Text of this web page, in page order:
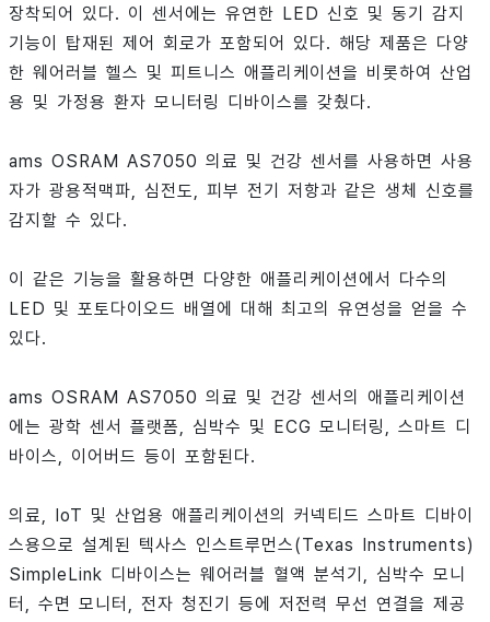
장착되어 있다. 이 센서에는 유연한 LED 신호 및 동기 감지
기능이 탑재된 제어 회로가 포함되어 있다. 해당 제품은 다양
한 웨어러블 헬스 및 피트니스 애플리케이션을 비롯하여 산업
용 및 가정용 환자 모니터링 디바이스를 갖췄다.
ams OSRAM AS7050 의료 및 건강 센서를 사용하면 사용
자가 광용적맥파, 심전도, 피부 전기 저항과 같은 생체 신호를
감지할 수 있다.
이 같은 기능을 활용하면 다양한 애플리케이션에서 다수의
LED 및 포토다이오드 배열에 대해 최고의 유연성을 얻을 수
있다.
ams OSRAM AS7050 의료 및 건강 센서의 애플리케이션
에는 광학 센서 플랫폼, 심박수 및 ECG 모니터링, 스마트 디
바이스, 이어버드 등이 포함된다.
의료, IoT 및 산업용 애플리케이션의 커넥티드 스마트 디바이
스용으로 설계된 텍사스 인스트루먼스(Texas Instruments)
SimpleLink 디바이스는 웨어러블 혈액 분석기, 심박수 모니
터, 수면 모니터, 전자 청진기 등에 저전력 무선 연결을 제공